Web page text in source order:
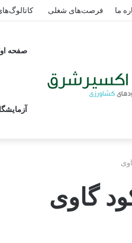
ما فرصت‌های شغلی
صفحه
کود گاوی